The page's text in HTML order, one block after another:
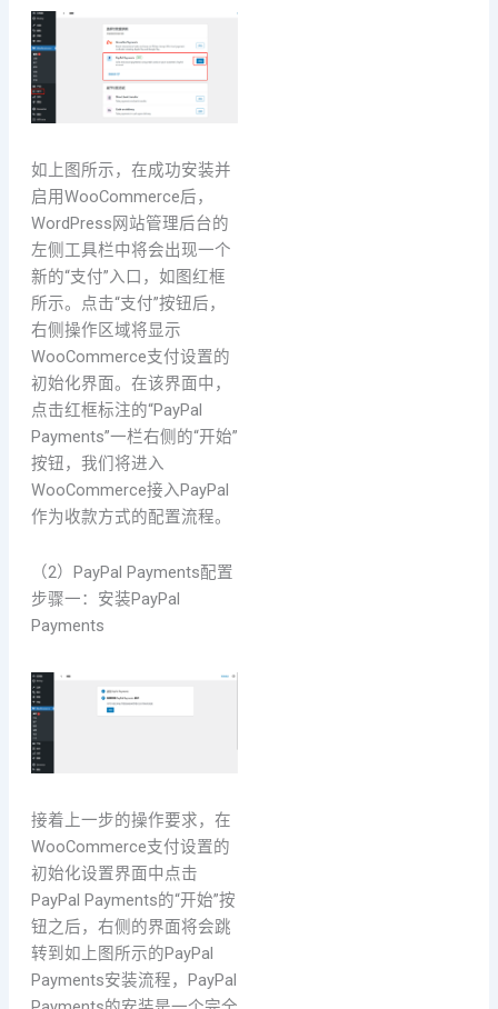
如上图所示，在成功安装并
启用WooCommerce后，
WordPress网站管理后台的
左侧工具栏中将会出现一个
新的“支付”入口，如图红框
所示。点击“支付”按钮后，
右侧操作区域将显示
WooCommerce支付设置的
初始化界面。在该界面中，
点击红框标注的“PayPal
Payments”一栏右侧的“开始”
按钮，我们将进入
WooCommerce接入PayPal
作为收款方式的配置流程。
（2）PayPal Payments配置
步骤一：安装PayPal
Payments
接着上一步的操作要求，在
WooCommerce支付设置的
初始化设置界面中点击
PayPal Payments的“开始”按
钮之后，右侧的界面将会跳
转到如上图所示的PayPal
Payments安装流程，PayPal